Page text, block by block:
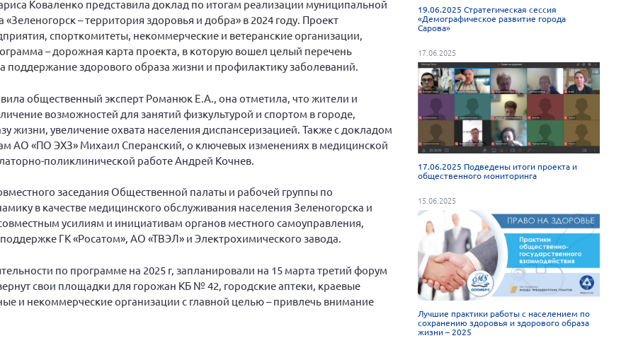
Коваленко представила доклад по итогам реализации муниципальной
– территория здоровья и добра» в 2024 году. Проект
спорткомитеты, некоммерческие и ветеранские организации,
– дорожная карта проекта, в которую вошел целый перечень
здорового образа жизни и профилактику заболеваний.
общественный эксперт Романюк Е.А., она отметила, что жители и
возможностей для занятий физкультурой и спортом в городе,
жизни, увеличение охвата населения диспансеризацией. Также с докладом
АО «ПО ЭХЗ» Михаил Сперанский, о ключевых изменениях в медицинской
поликлинической работе Андрей Кочнев.
заседания Общественной палаты и рабочей группы по
в качестве медицинского обслуживания населения Зеленогорска и
усилиям и инициативам органов местного самоуправления,
ГК «Росатом», АО «ТВЭЛ» и Электрохимического завода.
по программе на 2025 г, запланировали на 15 марта третий форум
свои площадки для горожан КБ № 42, городские аптеки, краевые
и некоммерческие организации с главной целью – привлечь внимание
19.06.2025 Стратегическая сессия
«Демографическое развитие города
Сарова»
17.06.2025
17.06.2025 Подведены итоги проекта и
общественного мониторинга
15.06.2025
Лучшие практики работы с населением по
сохранению здоровья и здорового образа
жизни – 2025